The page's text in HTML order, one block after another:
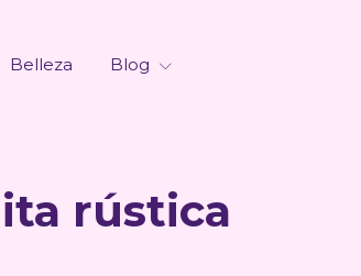
Belleza Blog
rústica